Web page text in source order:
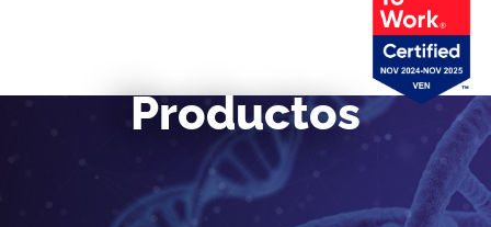
Productos